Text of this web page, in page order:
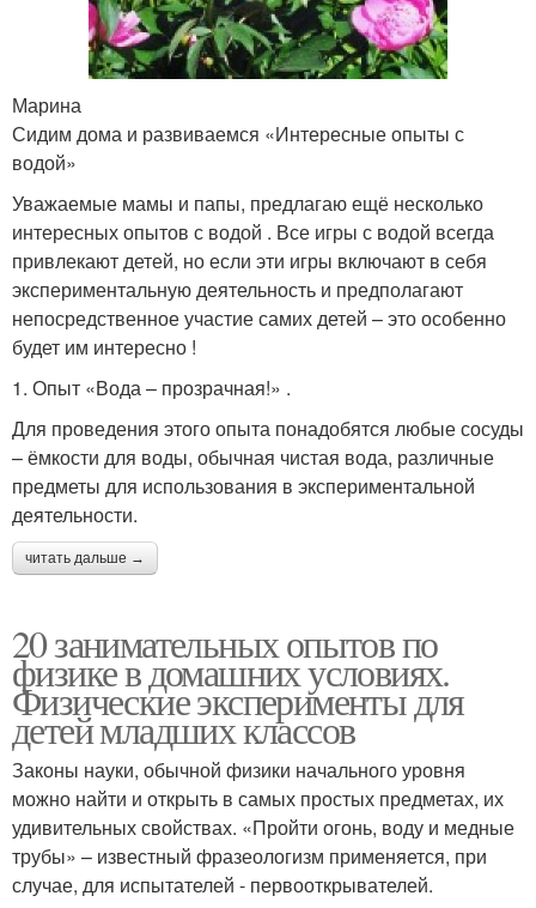
Марина
Сидим дома и развиваемся «Интересные опыты с
водой»
Уважаемые мамы и папы, предлагаю ещё несколько
интересных опытов с водой . Все игры с водой всегда
привлекают детей, но если эти игры включают в себя
экспериментальную деятельность и предполагают
непосредственное участие самих детей – это особенно
будет им интересно !
1. Опыт «Вода – прозрачная!» .
Для проведения этого опыта понадобятся любые сосуды
– ёмкости для воды, обычная чистая вода, различные
предметы для использования в экспериментальной
деятельности.
читать дальше →
20 занимательных опытов по
физике в домашних условиях.
Физические эксперименты для
детей младших классов
Законы науки, обычной физики начального уровня
можно найти и открыть в самых простых предметах, их
удивительных свойствах. «Пройти огонь, воду и медные
трубы» – известный фразеологизм применяется, при
случае, для испытателей - первооткрывателей.